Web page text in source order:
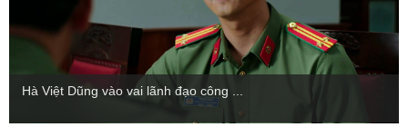
Hà Việt Dũng vào vai lãnh đạo công ...